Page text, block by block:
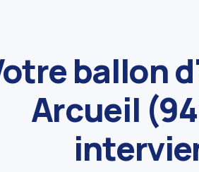
ballon
Arcueil